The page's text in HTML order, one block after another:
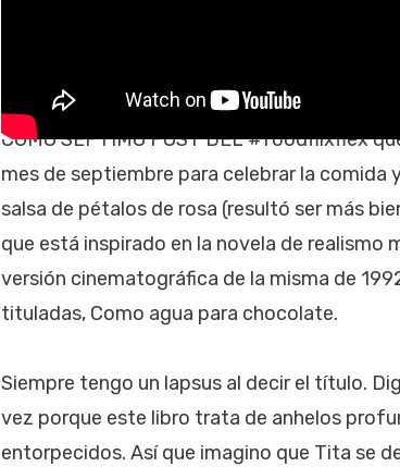
COMO SÉPTIMO POST DEL #foodflixflex
mes de septiembre para celebrar la comida
salsa de pétalos de rosa (resultó ser más
que está inspirado en la novela de realismo
versión cinematográfica de la misma de
tituladas, Como agua para chocolate.
Siempre tengo un lapsus al decir el título.
vez porque este libro trata de anhelos
entorpecidos. Así que imagino que Tita se